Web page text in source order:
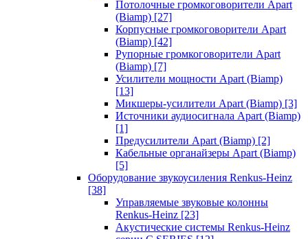
Потолочные громкоговорители Apart
(Biamp) [27]
Корпусные громкоговорители Apart
(Biamp) [42]
Рупорные громкоговорители Apart
(Biamp) [7]
Усилители мощности Apart (Biamp)
[13]
Микшеры-усилители Apart (Biamp) [3]
Источники аудиосигнала Apart (Biamp)
[1]
Предусилители Apart (Biamp) [2]
Кабельные органайзеры Apart (Biamp)
[5]
Оборудование звукоусиления Renkus-Heinz
[38]
Управляемые звуковые колонны
Renkus-Heinz [23]
Акустические системы Renkus-Heinz